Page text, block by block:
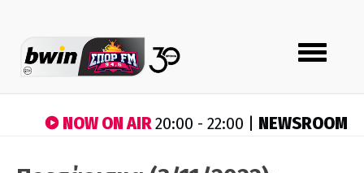
Toggle
navigation
NOW ON AIR20:00 - 22:00 | NEWSROOM